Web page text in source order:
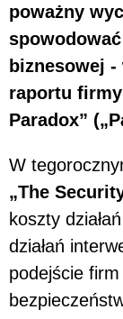
poważny
spowodować
biznesowej
raportu
Paradox”
W
„The
koszty
działań
podejście